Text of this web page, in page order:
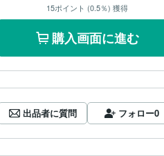
15ポイント (0.5％) 獲得
購入画面に進む
出品者に質問 フォロー0